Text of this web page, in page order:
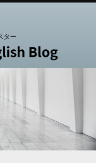
ター